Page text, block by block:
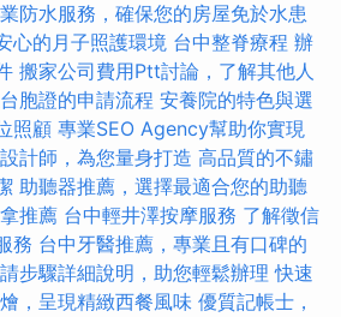
防水服務，確保您的房屋免於水患
心的月子照護環境 台中整脊療程 辦
搬家公司費用Ptt討論，了解其他人
胞證的申請流程 安養院的特色與選
照顧 專業SEO Agency幫助你實現
計師，為您量身打造 高品質的不鏽
助聽器推薦，選擇最適合您的助聽
推薦 台中輕井澤按摩服務 了解徵信
務 台中牙醫推薦，專業且有口碑的
步驟詳細說明，助您輕鬆辦理 快速
，呈現精緻西餐風味 優質記帳士，